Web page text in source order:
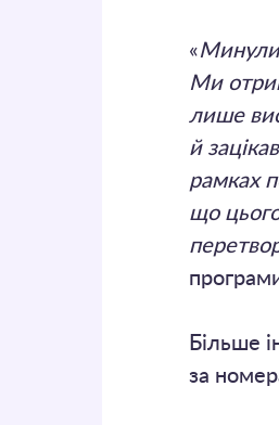
«
Ми
лише
й
рамках
що
Більше
за